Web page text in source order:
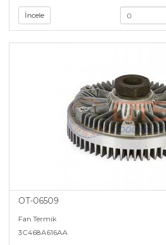
İncele
OT-06509
Fan Termik
3C468A616AA